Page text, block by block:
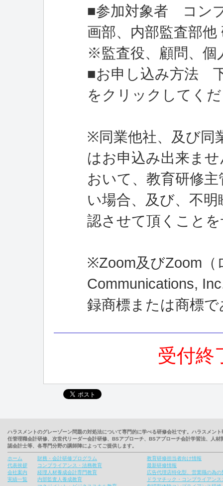
■参加対象者 コン
画部、内部監査部他
※監査役、顧問、個
■お申し込み方法
をクリックしてく
※同業他社、及び同
はお申込み出来ま
おいて、教育研修
い場合、及び、不
認させて頂くこと
※Zoom及びZoom（
Communications,
録商標または商標
受付終
ハラスメントのグレーゾーン問題の対処法について専門的に学べる研修会社です。ハラスメン
任管理職会計研修、次世代リーダー会計研修、BSアプローチ、BSアプローチ会計学習法、人
認会計士等、各専門分野の講師陣によってご提供します。
ホーム
代表挨拶
会社案内
実績一覧
財務・会計研修プログラム
コンプライアンス・法務教育
経理人材養成会計専門教育
内部監査人養成教育
教育研修担当者向け情報
最新研修情報
広告代理店特化型、営業職の為
ドラマチック・コンプライアン